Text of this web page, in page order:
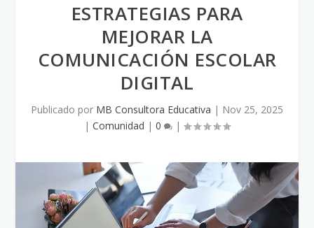
ESTRATEGIAS PARA
MEJORAR LA
COMUNICACIÓN ESCOLAR
DIGITAL
Publicado por MB Consultora Educativa | Nov 25, 2025
| Comunidad | 0 |